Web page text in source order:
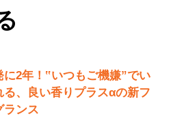
に2年！‟いつもご機嫌”でい
る、良い香りプラスαの新フ
ランス